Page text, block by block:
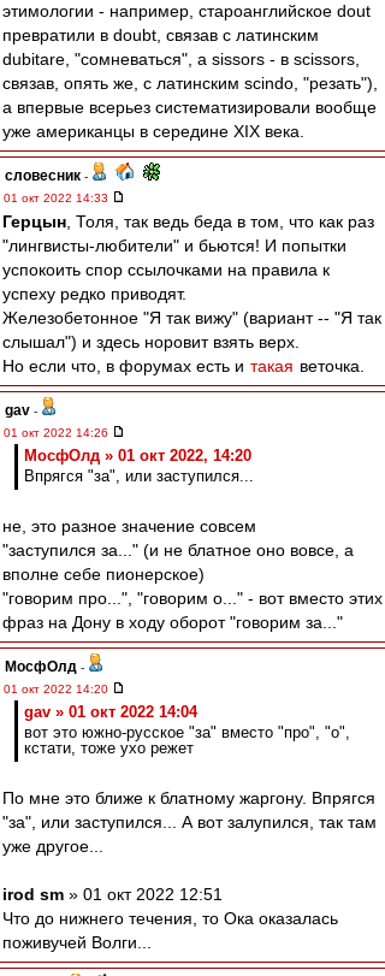
этимологии - например, староанглийское dout
превратили в doubt, связав с латинским
dubitare, "сомневаться", а sissors - в scissors,
связав, опять же, с латинским scindo, "резать"),
а впервые всерьез систематизировали вообще
уже американцы в середине XIX века.
словесник -
01 окт 2022 14:33
Герцын , Толя, так ведь беда в том, что как раз
"лингвисты-любители" и бьются! И попытки
успокоить спор ссылочками на правила к
успеху редко приводят.
Железобетонное "Я так вижу" (вариант -- "Я так
слышал") и здесь норовит взять верх.
Но если что, в форумах есть и такая веточка.
gav -
01 окт 2022 14:26
МосфОлд » 01 окт 2022, 14:20
Впрягся "за", или заступился...
не, это разное значение совсем
"заступился за..." (и не блатное оно вовсе, а
вполне себе пионерское)
"говорим про...", "говорим о..." - вот вместо этих
фраз на Дону в ходу оборот "говорим за..."
МосфОлд -
01 окт 2022 14:20
gav » 01 окт 2022 14:04
вот это южно-русское "за" вместо "про", "о",
кстати, тоже ухо режет
По мне это ближе к блатному жаргону. Впрягся
"за", или заступился... А вот залупился, так там
уже другое...
irod sm » 01 окт 2022 12:51
Что до нижнего течения, то Ока оказалась
поживучей Волги...